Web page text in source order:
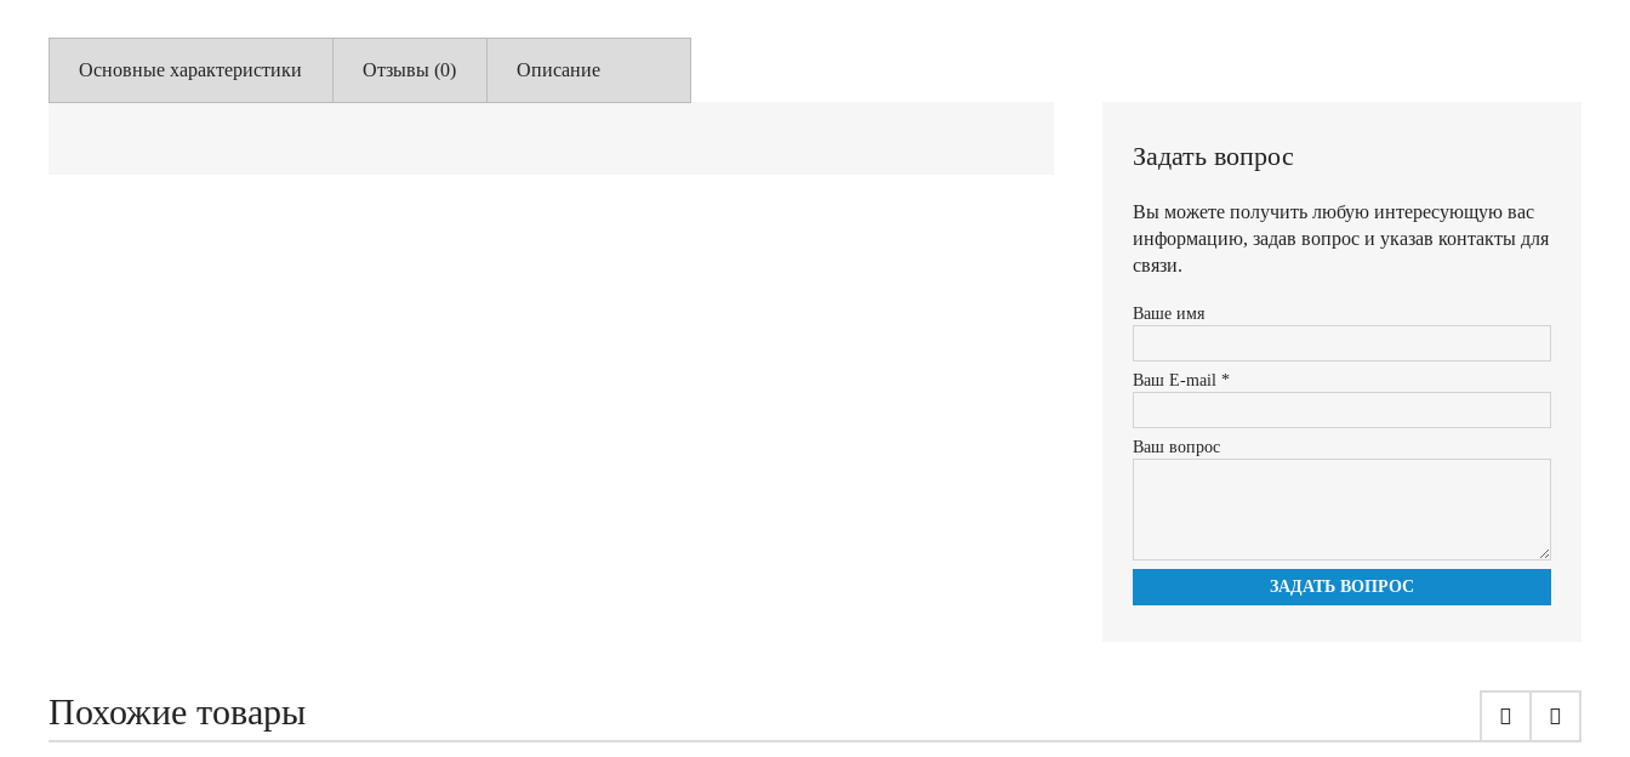
Основные характеристики Отзывы (0) Описание
Задать вопрос
Вы можете получить любую интересующую вас
информацию, задав вопрос и указав контакты для
связи.
Ваше имя
Ваш E-mail *
Ваш вопрос
ЗАДАТЬ ВОПРОС
Похожие товары